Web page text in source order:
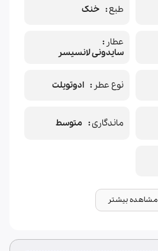
طبع خنک
عطار
سایدونی لانسیسر
نوع عطر ادوتویلت
ماندگاری متوسط
مشاهده بیشتر